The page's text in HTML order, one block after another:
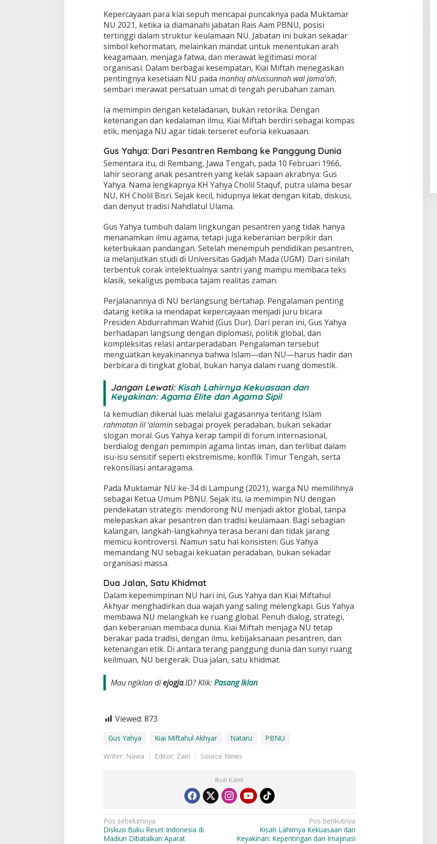
Kepercayaan para kiai sepuh mencapai puncaknya pada Muktamar
NU 2021, ketika ia diamanahi jabatan Rais Aam PBNU, posisi
tertinggi dalam struktur keulamaan NU. Jabatan ini bukan sekadar
simbol kehormatan, melainkan mandat untuk menentukan arah
keagamaan, menjaga fatwa, dan merawat legitimasi moral
organisasi. Dalam berbagai kesempatan, Kiai Miftah menegaskan
pentingnya kesetiaan NU pada manhaj ahlussunnah wal jama’ah,
sembari merawat persatuan umat di tengah perubahan zaman.
Ia memimpin dengan keteladanan, bukan retorika. Dengan
ketenangan dan kedalaman ilmu, Kiai Miftah berdiri sebagai kompas
etik, menjaga NU agar tidak terseret euforia kekuasaan.
Gus Yahya: Dari Pesantren Rembang ke Panggung Dunia
Sementara itu, di Rembang, Jawa Tengah, pada 10 Februari 1966,
lahir seorang anak pesantren yang kelak sapaan akrabnya: Gus
Yahya. Nama lengkapnya KH Yahya Cholil Staquf, putra ulama besar
NU, KH Cholil Bisri. Sejak kecil, hidupnya lekat dengan kitab, diskusi,
dan denyut tradisi Nahdlatul Ulama.
Gus Yahya tumbuh dalam lingkungan pesantren yang tidak hanya
menanamkan ilmu agama, tetapi juga keberanian berpikir dan
keterbukaan pandangan. Setelah menempuh pendidikan pesantren,
ia melanjutkan studi di Universitas Gadjah Mada (UGM). Dari sinilah
terbentuk corak intelektualnya: santri yang mampu membaca teks
klasik, sekaligus pembaca tajam realitas zaman.
Perjalanannya di NU berlangsung bertahap. Pengalaman penting
datang ketika ia mendapat kepercayaan menjadi juru bicara
Presiden Abdurrahman Wahid (Gus Dur). Dari peran ini, Gus Yahya
berhadapan langsung dengan diplomasi, politik global, dan
kompleksitas relasi antarperadaban. Pengalaman tersebut
menguatkan keyakinannya bahwa Islam—dan NU—harus hadir dan
berbicara di tingkat global, bukan hanya dalam ruang domestik.
Jangan Lewati: Kisah Lahirnya Kekuasaan dan
Keyakinan: Agama Elite dan Agama Sipil
Ia kemudian dikenal luas melalui gagasannya tentang Islam
rahmatan lil ‘alaminsebagai proyek peradaban, bukan sekadar
slogan moral. Gus Yahya kerap tampil di forum internasional,
berdialog dengan pemimpin agama lintas iman, dan terlibat dalam
isu-isu sensitif seperti ekstremisme, konflik Timur Tengah, serta
rekonsiliasi antaragama.
Pada Muktamar NU ke-34 di Lampung (2021), warga NU memilihnya
sebagai Ketua Umum PBNU. Sejak itu, ia memimpin NU dengan
pendekatan strategis: mendorong NU menjadi aktor global, tanpa
melepaskan akar pesantren dan tradisi keulamaan. Bagi sebagian
kalangan, langkah-langkahnya terasa berani dan tidak jarang
memicu kontroversi. Namun satu hal konsisten: Gus Yahya
memandang NU sebagai kekuatan peradaban, bukan sekadar
organisasi massa.
Dua Jalan, Satu Khidmat
Dalam kepemimpinan NU hari ini, Gus Yahya dan Kiai Miftahul
Akhyar menghadirkan dua wajah yang saling melengkapi. Gus Yahya
membawa NU melangkah ke ruang global. Penuh dialog, strategi,
dan keberanian membaca dunia. Kiai Miftah menjaga NU tetap
berakar pada tradisi, dengan ilmu, kebijaksanaan pesantren, dan
ketenangan etik. Di antara terang panggung dunia dan sunyi ruang
keilmuan, NU bergerak. Dua jalan, satu khidmat.
Mau ngiklan diejogja.ID? Klik:Pasang Iklan
Viewed: 873
Gus Yahya Kiai Miftahul Akhyar Nataru
PBNU
Writer: Nawa
Editor: Zain Source News
Ikuti Kami
N
a
Pos sebelumnya
Diskusi Buku Reset Indonesia di
Madiun Dibatalkan Aparat
Pos berikutnya
Kisah Lahirnya Kekuasaan dan
Keyakinan: Kepentingan dan Imajinasi